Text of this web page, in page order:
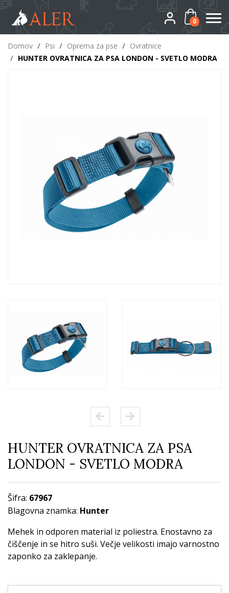
0
Domov / Psi / Oprema za pse / Ovratnice
/ HUNTER OVRATNICA ZA PSA LONDON - SVETLO MODRA
HUNTER OVRATNICA ZA PSA
LONDON - SVETLO MODRA
Šifra: 67967
Blagovna znamka: Hunter
Mehek in odporen material iz poliestra. Enostavno za
čiščenje in se hitro suši. Večje velikosti imajo varnostno
zaponko za zaklepanje.